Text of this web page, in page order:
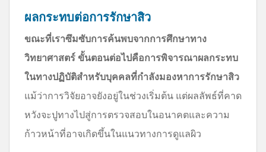
ผลกระทบต่อการรักษาสิว
ขณะที่เราซึมซับการค้นพบจากการศึกษาทาง
วิทยาศาสตร์ ขั้นตอนต่อไปคือการพิจารณาผลกระทบ
ในทางปฏิบัติสำหรับบุคคลที่กำลังมองหาการรักษาสิว
แม้ว่าการวิจัยอาจยังอยู่ในช่วงเริ่มต้น แต่ผลลัพธ์ที่คาด
หวังจะปูทางไปสู่การตรวจสอบในอนาคตและความ
ก้าวหน้าที่อาจเกิดขึ้นในแนวทางการดูแลผิว